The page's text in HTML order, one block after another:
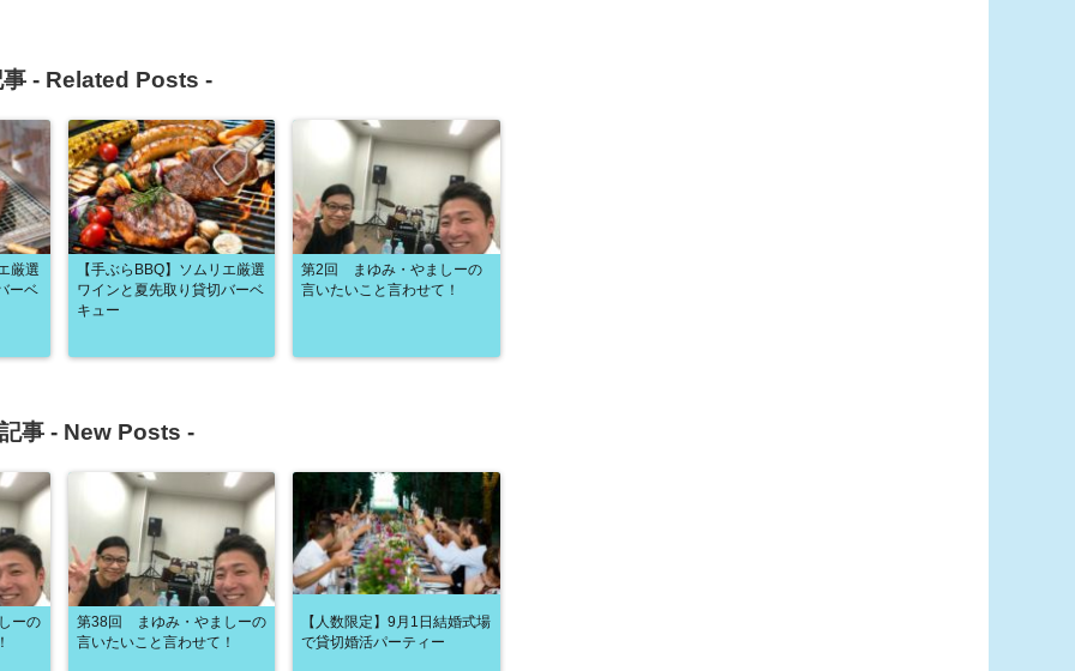
- Related Posts -
厳選
ーベ
【手ぶらBBQ】ソムリエ厳選
ワインと夏先取り貸切バーベ
キュー
第2回 まゆみ・やましーの
言いたいこと言わせて！
事 - New Posts -
ーの
第38回 まゆみ・やましーの
言いたいこと言わせて！
【人数限定】9月1日結婚式場
で貸切婚活パーティー